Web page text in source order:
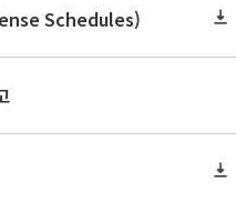
Schedules)